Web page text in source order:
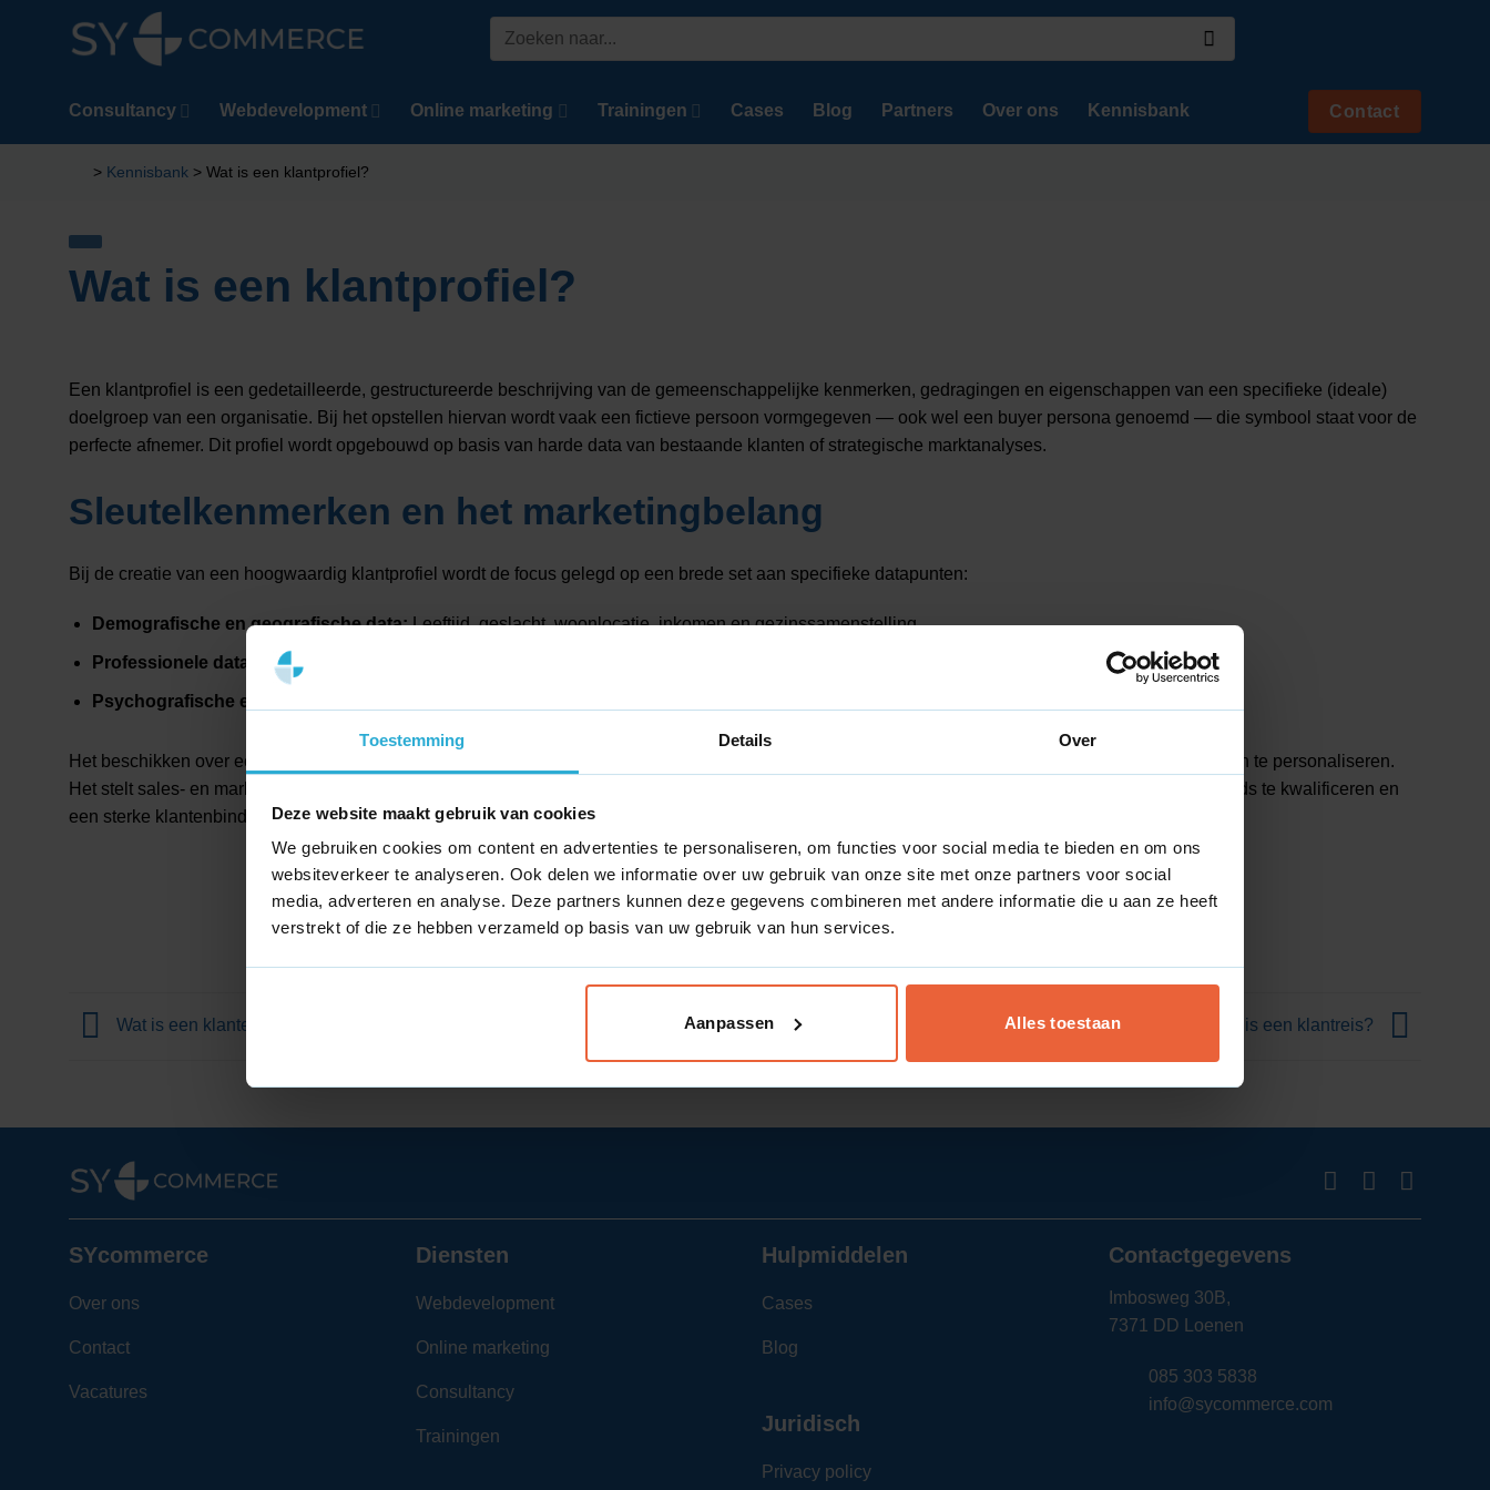
Toestemming Details Over
Deze website maakt gebruik van cookies
We gebruiken cookies om content en advertenties te personaliseren, om functies voor social media te bieden en om ons
websiteverkeer te analyseren. Ook delen we informatie over uw gebruik van onze site met onze partners voor social
media, adverteren en analyse. Deze partners kunnen deze gegevens combineren met andere informatie die u aan ze heeft
verstrekt of die ze hebben verzameld op basis van uw gebruik van hun services.
Aanpassen Alles toestaan
Zoeken
Consultancy Webdevelopment Online marketing Trainingen Cases Blog Partners Over ons Kennisbank Contact
> Kennisbank > Wat is een klantprofiel?
Wat is een klantprofiel?
Een klantprofiel is een gedetailleerde, gestructureerde beschrijving van de gemeenschappelijke kenmerken, gedragingen en eigenschappen van een specifieke (ideale)
doelgroep van een organisatie. Bij het opstellen hiervan wordt vaak een fictieve persoon vormgegeven — ook wel een buyer persona genoemd — die symbool staat voor de
perfecte afnemer. Dit profiel wordt opgebouwd op basis van harde data van bestaande klanten of strategische marktanalyses.
Sleutelkenmerken en het marketingbelang
Bij de creatie van een hoogwaardig klantprofiel wordt de focus gelegd op een brede set aan specifieke datapunten:
Demografische en geografische data:Leeftijd, geslacht, woonlocatie, inkomen en gezinssamenstelling.
Professionele data: Functie, branche, beslissingsbevoegdheid en zakelijke uitdagingen.
Psychografische en gedragsdata:
Het beschikken over een scherp geformuleerd klantprofiel (of een
in B2B) is essentieel om marketing- en communicatie-uitingen te personaliseren.
Het stelt sales- en marketingteams in staat om gerichte sales funnels in te richten, account-based marketing (ABM) vorm te geven, effectief nieuwe leads te kwalificeren en
een sterke klantenbinding op te bouwen.
Wat is een klantenteller? Wat is een klantreis?
SYcommerce
Over ons
Contact
Vacatures
Diensten
Webdevelopment
Online marketing
Consultancy
Trainingen
Hulpmiddelen
Cases
Blog
Juridisch
Privacy policy
Contactgegevens
Imbosweg 30B,
7371 DD Loenen
085 303 5838
info@sycommerce.com